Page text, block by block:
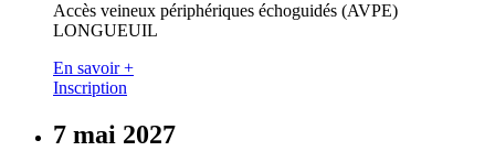
Accès veineux périphériques échoguidés (AVPE)
LONGUEUIL
En savoir +
Inscription
7 mai 2027